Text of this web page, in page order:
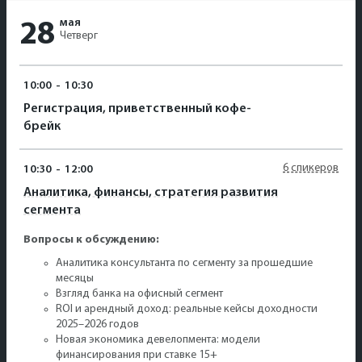
28 мая
Четверг
10:00 - 10:30
Регистрация, приветственный кофе-
брейк
10:30 - 12:00
Аналитика, финансы, стратегия развития
сегмента
6 спикеров
Вопросы к обсуждению:
Аналитика консультанта по сегменту за прошедшие
месяцы
Взгляд банка на офисный сегмент
ROI и арендный доход: реальные кейсы доходности
2025–2026 годов
Новая экономика девелопмента: модели
финансирования при ставке 15+